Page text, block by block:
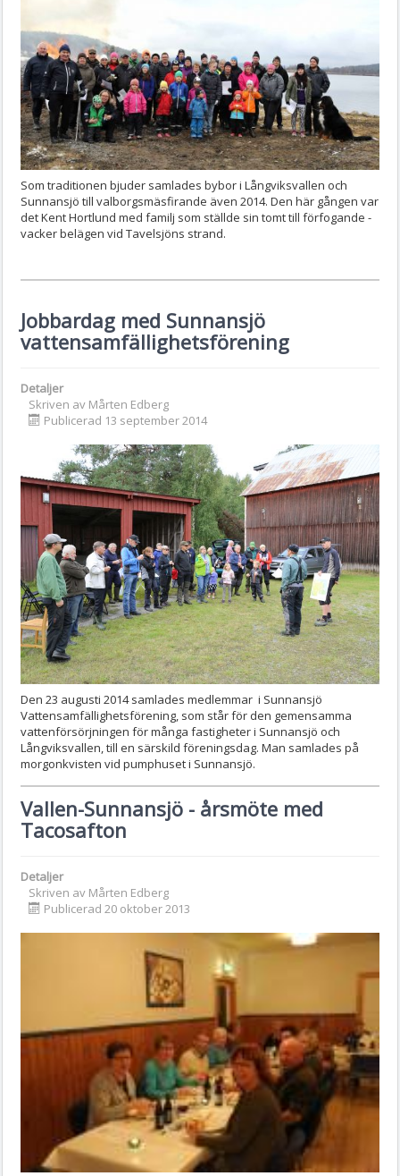
Som traditionen bjuder samlades bybor i Långviksvallen och
Sunnansjö till valborgsmäsfirande även 2014. Den här gången var
det Kent Hortlund med familj som ställde sin tomt till förfogande -
vacker belägen vid Tavelsjöns strand.
Jobbardag med Sunnansjö
vattensamfällighetsförening
Detaljer
Skriven av Mårten Edberg
Publicerad 13 september 2014
Den 23 augusti 2014 samlades medlemmar i Sunnansjö
Vattensamfällighetsförening, som står för den gemensamma
vattenförsörjningen för många fastigheter i Sunnansjö och
Långviksvallen, till en särskild föreningsdag. Man samlades på
morgonkvisten vid pumphuset i Sunnansjö.
Vallen-Sunnansjö - årsmöte med
Tacosafton
Detaljer
Skriven av Mårten Edberg
Publicerad 20 oktober 2013